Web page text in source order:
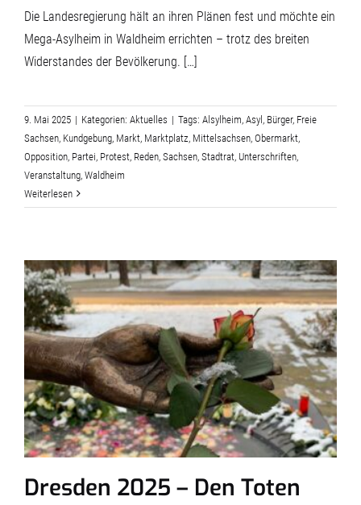
Die Landesregierung hält an ihren Plänen fest und möchte ein
Mega-Asylheim in Waldheim errichten – trotz des breiten
Widerstandes der Bevölkerung. […]
9. Mai 2025 | Kategorien: Aktuelles | Tags: Alsylheim, Asyl, Bürger, Freie
Sachsen, Kundgebung, Markt, Marktplatz, Mittelsachsen, Obermarkt,
Opposition, Partei, Protest, Reden, Sachsen, Stadtrat, Unterschriften,
Veranstaltung, Waldheim
Weiterlesen
Dresden 2025 – Den Toten